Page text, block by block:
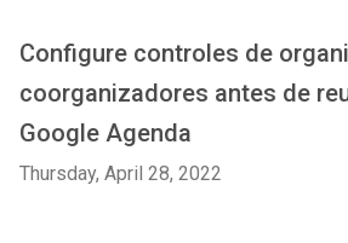
Configure controles de
coorganizadores antes de
Google Agenda
Thursday, April 28, 2022